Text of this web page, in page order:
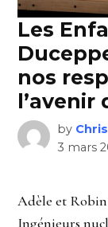
Les
nos
l’avenir
by
3 mars
Adèle et
Ingénieurs